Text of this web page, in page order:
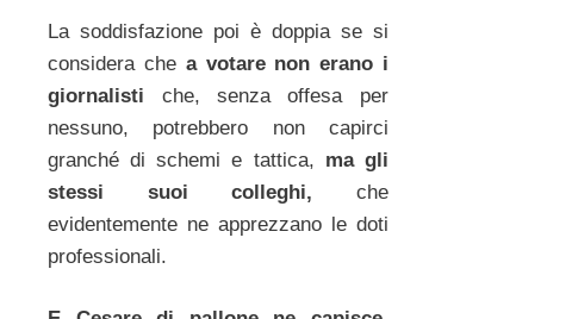
La soddisfazione poi è doppia se si
considera che a votare non erano i
giornalisti che, senza offesa per
nessuno, potrebbero non capirci
granché di schemi e tattica, ma gli
stessi suoi colleghi, che
evidentemente ne apprezzano le doti
professionali.